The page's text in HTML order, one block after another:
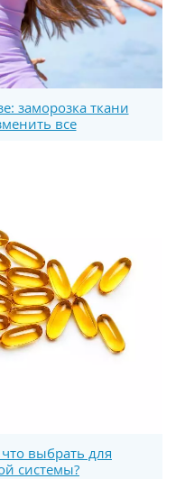
заморозка ткани
все
выбрать для
системы?